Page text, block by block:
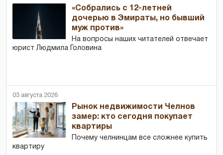
«Собрались с 12-летней
дочерью в Эмираты, но бывший
муж против»
На вопросы наших читателей отвечает
юрист Людмила Головина
03 августа 2026
Рынок недвижимости Челнов
замер: кто сегодня покупает
квартиры
Почему челнинцам все сложнее купить
квартиру